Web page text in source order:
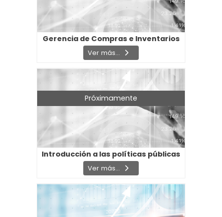
Gerencia de Compras e Inventarios
Ver más...
Introducción a las políticas públicas
Ver más...
Próximamente